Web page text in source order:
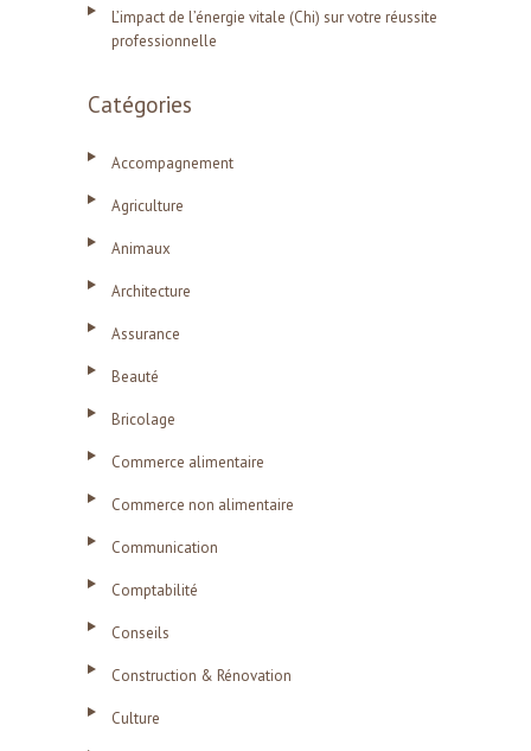
L’impact de l’énergie vitale (Chi) sur votre réussite
professionnelle
Catégories
Accompagnement
Agriculture
Animaux
Architecture
Assurance
Beauté
Bricolage
Commerce alimentaire
Commerce non alimentaire
Communication
Comptabilité
Conseils
Construction & Rénovation
Culture